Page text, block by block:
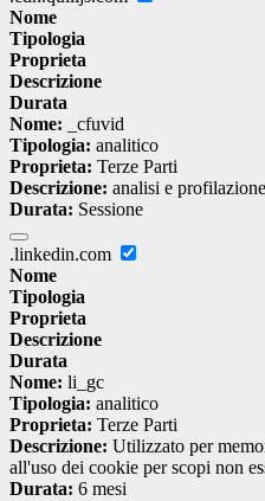
Nome
Tipologia
Proprieta
Descrizione
Durata
Nome: _cfuvid
Tipologia: analitico
Proprieta: Terze Parti
Descrizione: analisi e
Durata: Sessione
.linkedin.com
Nome
Tipologia
Proprieta
Descrizione
Durata
Nome: li_gc
Tipologia: analitico
Proprieta: Terze Parti
Descrizione: Utilizzato per
all'uso dei cookie per scopi non
Durata: 6 mesi